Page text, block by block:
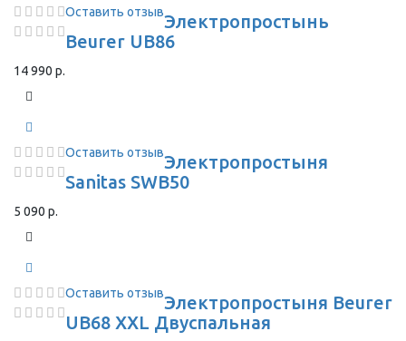
Оставить отзывЭлектропростынь
Beurer UB86
14 990 р.
Оставить отзывЭлектропростыня
Sanitas SWB50
5 090 р.
Оставить отзывЭлектропростыня Beurer
UB68 XXL Двуспальная